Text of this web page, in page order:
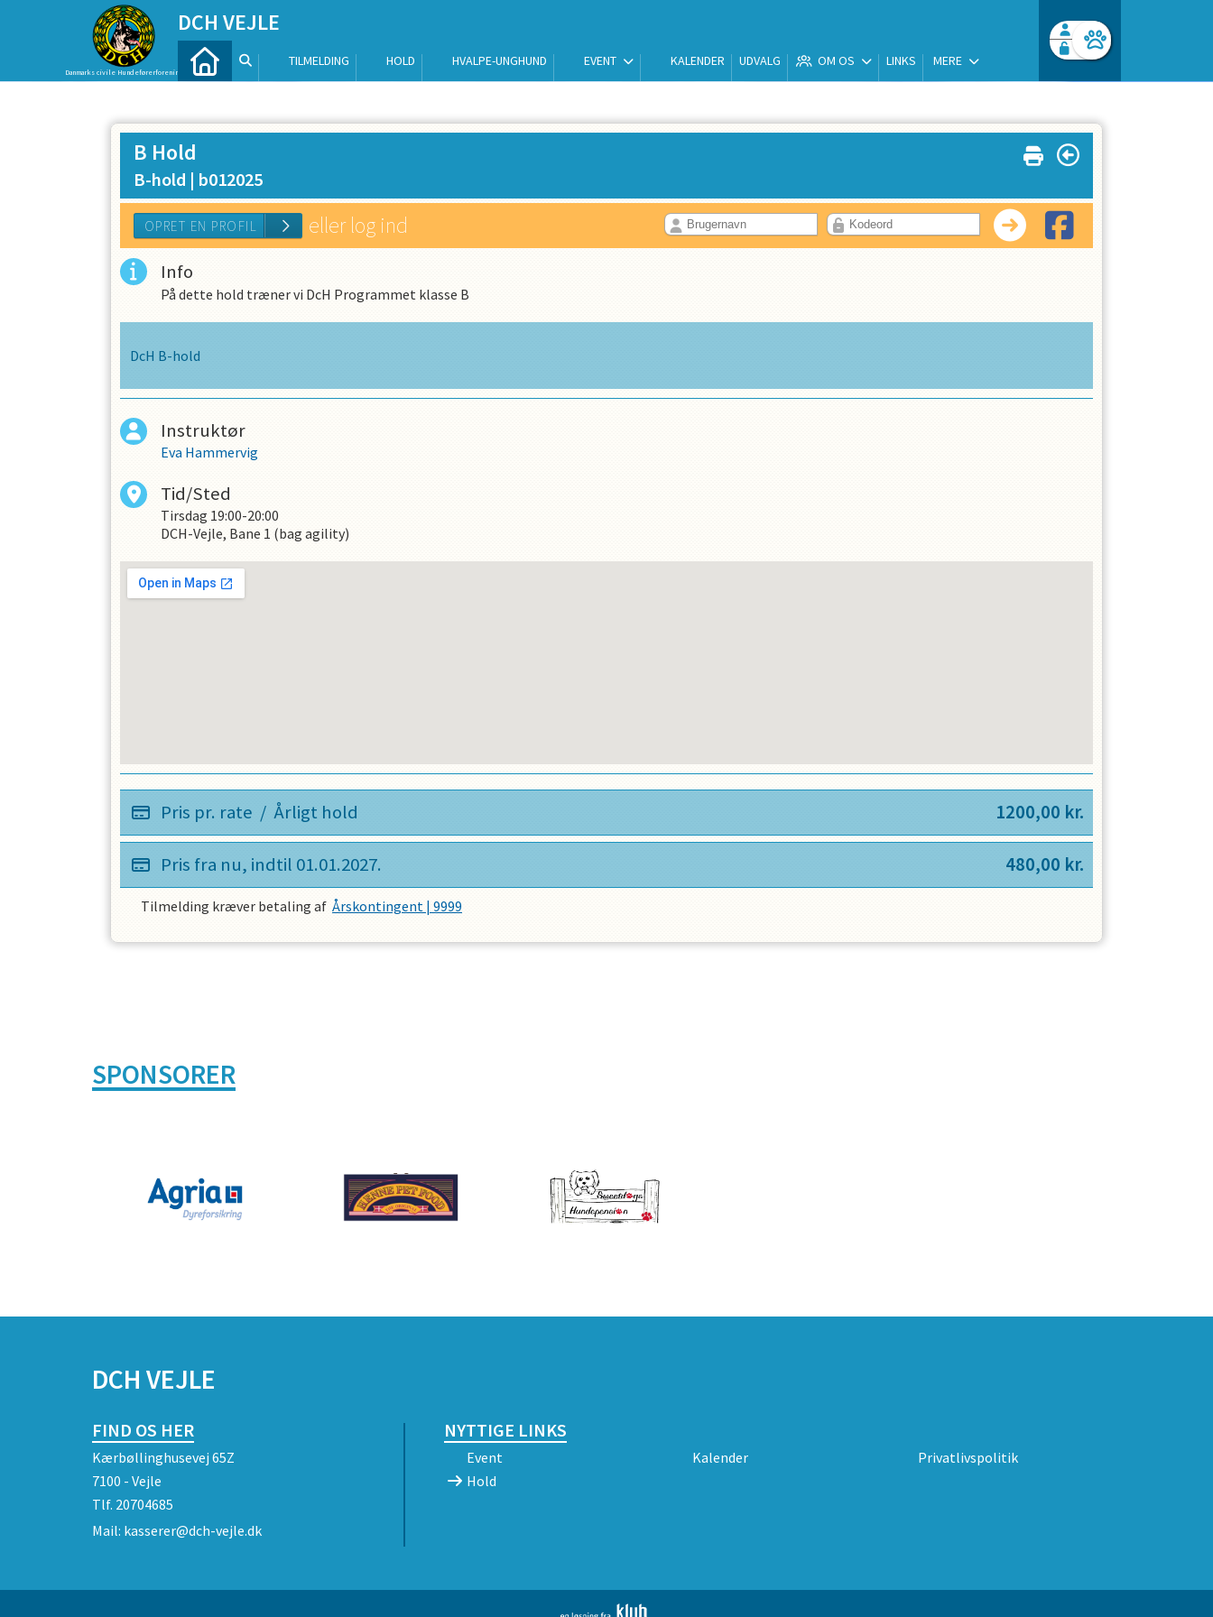
DCH VEJLE
Danmarks civile Hundeførerforening
TILMELDING HOLD HVALPE-UNGHUND EVENT KALENDER UDVALG OM OS LINKS MERE
B Hold
B-hold | b012025
OPRET EN PROFIL
eller log ind
Info
På dette hold træner vi DcH Programmet klasse B
DcH B-hold
Instruktør
Eva Hammervig
Tid/Sted
Tirsdag 19:00-20:00
DCH-Vejle, Bane 1 (bag agility)
Pris pr. rate / Årligt hold 1200,00 kr.
Pris fra nu, indtil 01.01.2027. 480,00 kr.
Tilmelding kræver betaling af Årskontingent | 9999
SPONSORER
DCH VEJLE
FIND OS HER
Kærbøllinghusevej 65Z
7100 - Vejle
Tlf. 20704685
Mail: kasserer@dch-vejle.dk
NYTTIGE LINKS
Event Kalender
Privatlivspolitik
Hold